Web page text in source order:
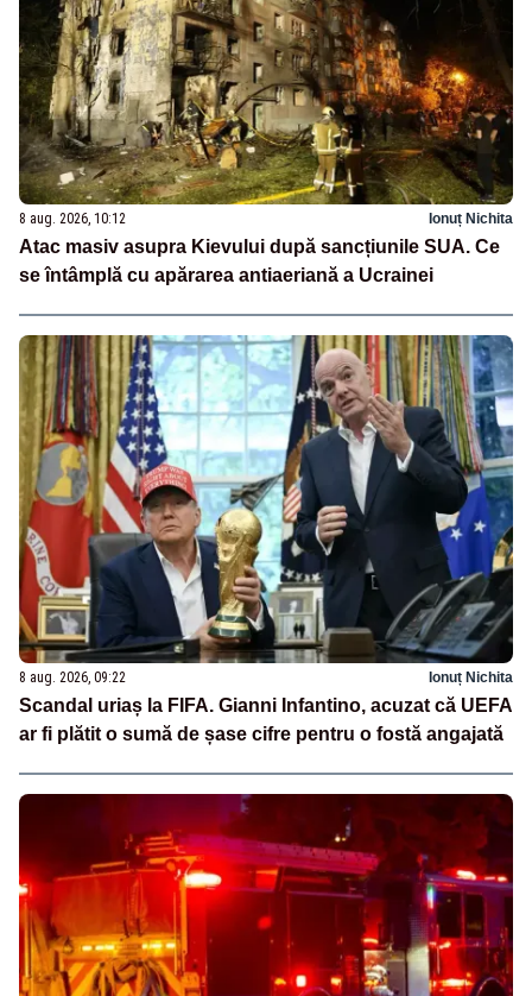
8 aug. 2026, 10:12 Ionuț Nichita
Atac masiv asupra Kievului după sancțiunile SUA. Ce
se întâmplă cu apărarea antiaeriană a Ucrainei
8 aug. 2026, 09:22 Ionuț Nichita
Scandal uriaș la FIFA. Gianni Infantino, acuzat că UEFA
ar fi plătit o sumă de șase cifre pentru o fostă angajată